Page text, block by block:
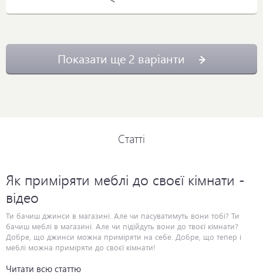
Показати ще 2 варіанти
Статті
Як приміряти меблі до своєї кімнати -
відео
Читати всю статтю